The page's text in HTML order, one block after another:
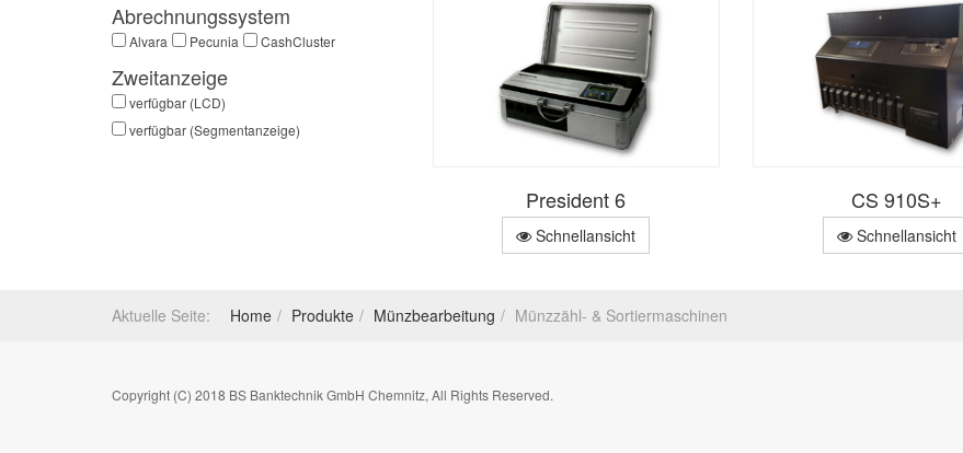
Abrechnungssystem
Alvara Pecunia CashCluster
Zweitanzeige
verfügbar (LCD)
verfügbar (Segmentanzeige)
President 6
Schnellansicht
CS 910S+
Schnellansicht
Aktuelle Seite: Home Produkte Münzbearbeitung Münzzähl- & Sortiermaschinen
Copyright (C) 2018 BS Banktechnik GmbH Chemnitz, All Rights Reserved.